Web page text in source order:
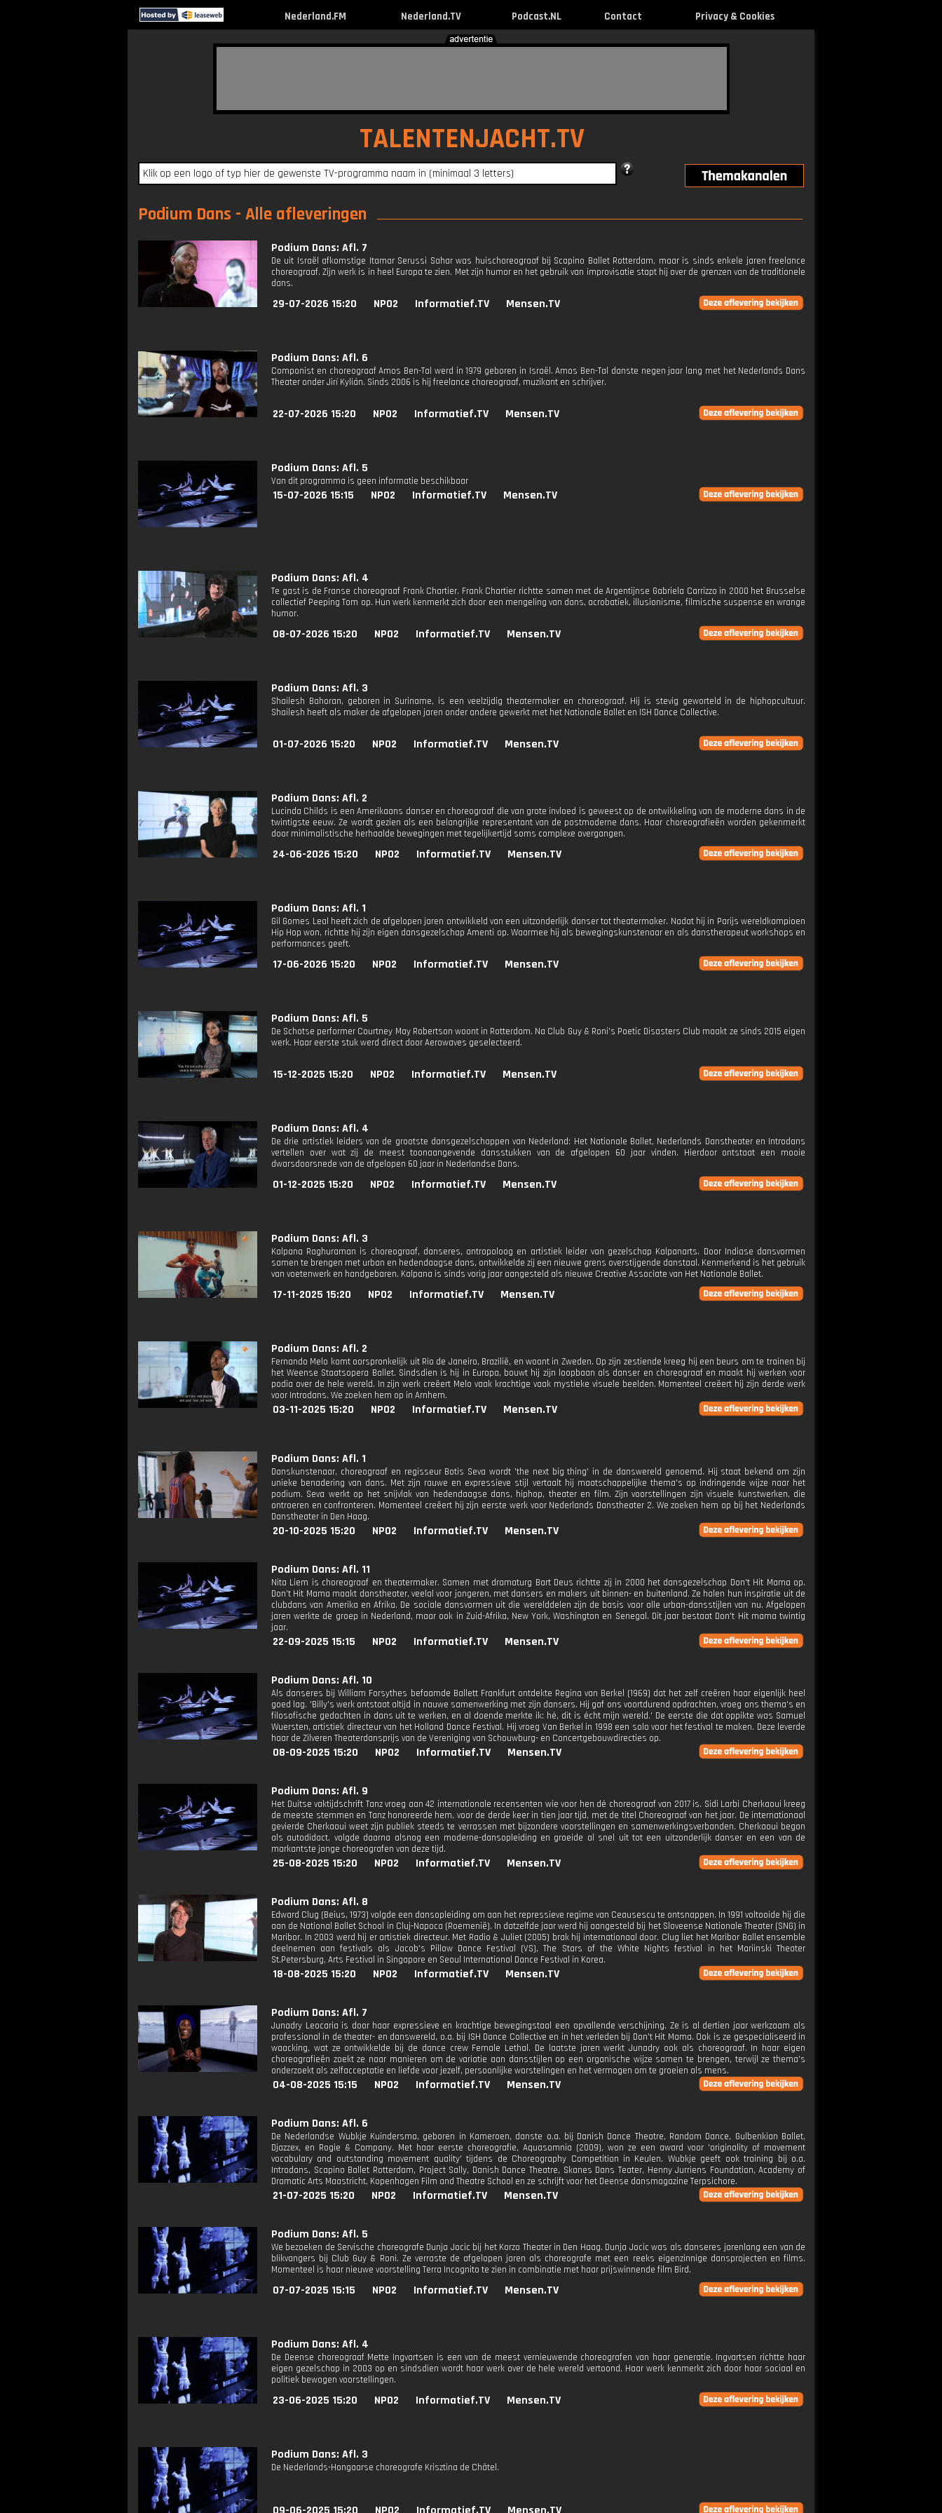
Nederland.FM Nederland.TV Podcast.NL Contact Privacy & Cookies
TALENTENJACHT.TV
Podium Dans - Alle afleveringen
Podium Dans: Afl. 7
De uit Israël afkomstige Itamar Serussi Sahar was huischoreograaf bij Scapino Ballet Rotterdam, maar is sinds enkele jaren freelance
choreograaf. Zijn werk is in heel Europa te zien. Met zijn humor en het gebruik van improvisatie stapt hij over de grenzen van de traditionele
dans.
29-07-2026 15:20 NPO2 Informatief.TV Mensen.TV
Podium Dans: Afl. 6
Componist en choreograaf Amos Ben-Tal werd in 1979 geboren in Israël. Amos Ben-Tal danste negen jaar lang met het Nederlands Dans
Theater onder Jirí Kylián. Sinds 2006 is hij freelance choreograaf, muzikant en schrijver.
22-07-2026 15:20 NPO2 Informatief.TV Mensen.TV
Podium Dans: Afl. 5
Van dit programma is geen informatie beschikbaar
15-07-2026 15:15 NPO2 Informatief.TV Mensen.TV
Podium Dans: Afl. 4
Te gast is de Franse choreograaf Frank Chartier. Frank Chartier richtte samen met de Argentijnse Gabriela Carrizzo in 2000 het Brusselse
collectief Peeping Tom op. Hun werk kenmerkt zich door een mengeling van dans, acrobatiek, illusionisme, filmische suspense en wrange
humor.
08-07-2026 15:20 NPO2 Informatief.TV Mensen.TV
Podium Dans: Afl. 3
Shailesh Bahoran, geboren in Suriname, is een veelzijdig theatermaker en choreograaf. Hij is stevig geworteld in de hiphopcultuur.
Shailesh heeft als maker de afgelopen jaren onder andere gewerkt met het Nationale Ballet en ISH Dance Collective.
01-07-2026 15:20 NPO2 Informatief.TV Mensen.TV
Podium Dans: Afl. 2
Lucinda Childs is een Amerikaans danser en choreograaf die van grote invloed is geweest op de ontwikkeling van de moderne dans in de
twintigste eeuw. Ze wordt gezien als een belangrijke representant van de postmoderne dans. Haar choreografieën worden gekenmerkt
door minimalistische herhaalde bewegingen met tegelijkertijd soms complexe overgangen.
24-06-2026 15:20 NPO2 Informatief.TV Mensen.TV
Podium Dans: Afl. 1
Gil Gomes Leal heeft zich de afgelopen jaren ontwikkeld van een uitzonderlijk danser tot theatermaker. Nadat hij in Parijs wereldkampioen
Hip Hop won, richtte hij zijn eigen dansgezelschap Amenti op. Waarmee hij als bewegingskunstenaar en als danstherapeut workshops en
performances geeft.
17-06-2026 15:20 NPO2 Informatief.TV Mensen.TV
Podium Dans: Afl. 5
De Schotse performer Courtney May Robertson woont in Rotterdam. Na Club Guy & Roni's Poetic Disasters Club maakt ze sinds 2015 eigen
werk. Haar eerste stuk werd direct door Aerowaves geselecteerd.
15-12-2025 15:20 NPO2 Informatief.TV Mensen.TV
Podium Dans: Afl. 4
De drie artistiek leiders van de grootste dansgezelschappen van Nederland: Het Nationale Ballet, Nederlands Danstheater en Introdans
vertellen over wat zij de meest toonaangevende dansstukken van de afgelopen 60 jaar vinden. Hierdoor ontstaat een mooie
dwarsdoorsnede van de afgelopen 60 jaar in Nederlandse Dans.
01-12-2025 15:20 NPO2 Informatief.TV Mensen.TV
Podium Dans: Afl. 3
Kalpana Raghuraman is choreograaf, danseres, antropoloog en artistiek leider van gezelschap Kalpanarts. Door Indiase dansvormen
samen te brengen met urban en hedendaagse dans, ontwikkelde zij een nieuwe grens overstijgende danstaal. Kenmerkend is het gebruik
van voetenwerk en handgebaren. Kalpana is sinds vorig jaar aangesteld als nieuwe Creative Associate van Het Nationale Ballet.
17-11-2025 15:20 NPO2 Informatief.TV Mensen.TV
Podium Dans: Afl. 2
Fernando Melo komt oorspronkelijk uit Rio de Janeiro, Brazilië, en woont in Zweden. Op zijn zestiende kreeg hij een beurs om te trainen bij
het Weense Staatsopera Ballet. Sindsdien is hij in Europa, bouwt hij zijn loopbaan als danser en choreograaf en maakt hij werken voor
podia over de hele wereld. In zijn werk creëert Melo vaak krachtige vaak mystieke visuele beelden. Momenteel creëert hij zijn derde werk
voor Introdans. We zoeken hem op in Arnhem.
03-11-2025 15:20 NPO2 Informatief.TV Mensen.TV
Podium Dans: Afl. 1
Danskunstenaar, choreograaf en regisseur Botis Seva wordt 'the next big thing' in de danswereld genoemd. Hij staat bekend om zijn
unieke benadering van dans. Met zijn rauwe en expressieve stijl vertaalt hij maatschappelijke thema's op indringende wijze naar het
podium. Seva werkt op het snijvlak van hedendaagse dans, hiphop, theater en film. Zijn voorstellingen zijn visuele kunstwerken, die
ontroeren en confronteren. Momenteel creëert hij zijn eerste werk voor Nederlands Danstheater 2. We zoeken hem op bij het Nederlands
Danstheater in Den Haag.
20-10-2025 15:20 NPO2 Informatief.TV Mensen.TV
Podium Dans: Afl. 11
Nita Liem is choreograaf en theatermaker. Samen met dramaturg Bart Deus richtte zij in 2000 het dansgezelschap Don't Hit Mama op.
Don't Hit Mama maakt danstheater, veelal voor jongeren, met dansers en makers uit binnen- en buitenland. Ze halen hun inspiratie uit de
clubdans van Amerika en Afrika. De sociale dansvormen uit die werelddelen zijn de basis voor alle urban-dansstijlen van nu. Afgelopen
jaren werkte de groep in Nederland, maar ook in Zuid-Afrika, New York, Washington en Senegal. Dit jaar bestaat Don't Hit mama twintig
jaar.
22-09-2025 15:15 NPO2 Informatief.TV Mensen.TV
Podium Dans: Afl. 10
Als danseres bij William Forsythes befaamde Ballett Frankfurt ontdekte Regina van Berkel (1969) dat het zelf creëren haar eigenlijk heel
goed lag. 'Billy's werk ontstaat altijd in nauwe samenwerking met zijn dansers. Hij gaf ons voortdurend opdrachten, vroeg ons thema's en
filosofische gedachten in dans uit te werken, en al doende merkte ik: hé, dit is écht mijn wereld.' De eerste die dat oppikte was Samuel
Wuersten, artistiek directeur van het Holland Dance Festival. Hij vroeg Van Berkel in 1998 een solo voor het festival te maken. Deze leverde
haar de Zilveren Theaterdansprijs van de Vereniging van Schouwburg- en Concertgebouwdirecties op.
08-09-2025 15:20 NPO2 Informatief.TV Mensen.TV
Podium Dans: Afl. 9
Het Duitse vaktijdschrift Tanz vroeg aan 42 internationale recensenten wie voor hen dé choreograaf van 2017 is. Sidi Larbi Cherkaoui kreeg
de meeste stemmen en Tanz honoreerde hem, voor de derde keer in tien jaar tijd, met de titel Choreograaf van het jaar. De internationaal
gevierde Cherkaoui weet zijn publiek steeds te verrassen met bijzondere voorstellingen en samenwerkingsverbanden. Cherkaoui begon
als autodidact, volgde daarna alsnog een moderne-dansopleiding en groeide al snel uit tot een uitzonderlijk danser en een van de
markantste jonge choreografen van deze tijd.
25-08-2025 15:20 NPO2 Informatief.TV Mensen.TV
Podium Dans: Afl. 8
Edward Clug (Beius, 1973) volgde een dansopleiding om aan het repressieve regime van Ceausescu te ontsnappen. In 1991 voltooide hij die
aan de National Ballet School in Cluj-Napoca (Roemenië). In datzelfde jaar werd hij aangesteld bij het Sloveense Nationale Theater (SNG) in
Maribor. In 2003 werd hij er artistiek directeur. Met Radio & Juliet (2005) brak hij internationaal door. Clug liet het Maribor Ballet ensemble
deelnemen aan festivals als Jacob's Pillow Dance Festival (VS), The Stars of the White Nights festival in het Mariinski Theater
St.Petersburg, Arts Festival in Singapore en Seoul International Dance Festival in Korea.
18-08-2025 15:20 NPO2 Informatief.TV Mensen.TV
Podium Dans: Afl. 7
Junadry Leocaria is door haar expressieve en krachtige bewegingstaal een opvallende verschijning. Ze is al dertien jaar werkzaam als
professional in de theater- en danswereld, o.a. bij ISH Dance Collective en in het verleden bij Don't Hit Mama. Ook is ze gespecialiseerd in
waacking, wat ze ontwikkelde bij de dance crew Female Lethal. De laatste jaren werkt Junadry ook als choreograaf. In haar eigen
choreografieën zoekt ze naar manieren om de variatie aan dansstijlen op een organische wijze samen te brengen, terwijl ze thema's
onderzoekt als zelfacceptatie en liefde voor jezelf, persoonlijke worstelingen en het vermogen om te groeien als mens.
04-08-2025 15:15 NPO2 Informatief.TV Mensen.TV
Podium Dans: Afl. 6
De Nederlandse Wubkje Kuindersma, geboren in Kameroen, danste o.a. bij Danish Dance Theatre, Random Dance, Gulbenkian Ballet,
Djazzex, en Rogie & Company. Met haar eerste choreografie, Aquasomnia (2009), won ze een award voor 'originality of movement
vocabulary and outstanding movement quality' tijdens de Choreography Competition in Keulen. Wubkje geeft ook training bij o.a.
Introdans, Scapino Ballet Rotterdam, Project Sally, Danish Dance Theatre, Skanes Dans Teater, Henny Jurriens Foundation, Academy of
Dramatic Arts Maastricht, Kopenhagen Film and Theatre School en ze schrijft voor het Deense dansmagazine Terpsichore.
21-07-2025 15:20 NPO2 Informatief.TV Mensen.TV
Podium Dans: Afl. 5
We bezoeken de Servische choreografe Dunja Jocic bij het Korzo Theater in Den Haag. Dunja Jocic was als danseres jarenlang een van de
blikvangers bij Club Guy & Roni. Ze verraste de afgelopen jaren als choreografe met een reeks eigenzinnige dansprojecten en films.
Momenteel is haar nieuwe voorstelling Terra Incognito te zien in combinatie met haar prijswinnende film Bird.
07-07-2025 15:15 NPO2 Informatief.TV Mensen.TV
Podium Dans: Afl. 4
De Deense choreograaf Mette Ingvartsen is een van de meest vernieuwende choreografen van haar generatie. Ingvartsen richtte haar
eigen gezelschap in 2003 op en sindsdien wordt haar werk over de hele wereld vertoond. Haar werk kenmerkt zich door haar sociaal en
politiek bewogen voorstellingen.
23-06-2025 15:20 NPO2 Informatief.TV Mensen.TV
Podium Dans: Afl. 3
De Nederlands-Hongaarse choreografe Krisztina de Châtel.